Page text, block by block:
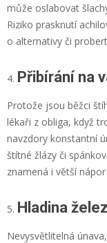
může oslabovat
Riziko prasknutí
o alternativy či
Přibírání na
Protože jsou běžci
lékaři z obliga, když
navzdory konstantní
štítné žlázy či
znamená i větší
Hladina
Nevysvětlitelná